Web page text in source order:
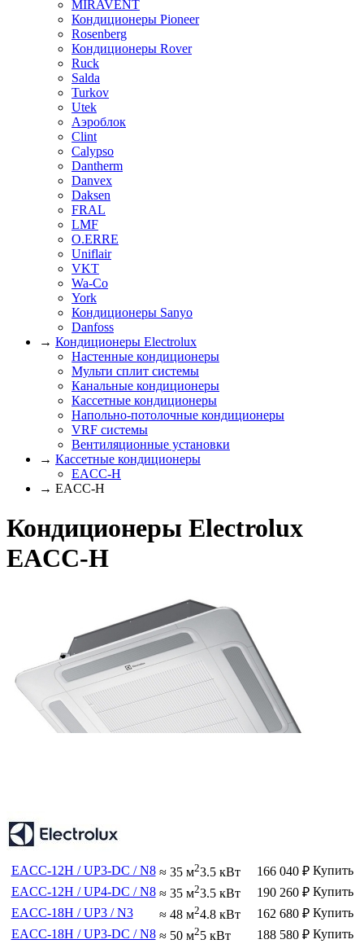
MIRAVENT
Кондиционеры Pioneer
Rosenberg
Кондиционеры Rover
Ruck
Salda
Turkov
Utek
Аэроблок
Clint
Calypso
Dantherm
Danvex
Daksen
FRAL
LMF
O.ERRE
Uniflair
VKT
Wa-Co
York
Кондиционеры Sanyo
Danfoss
→ Кондиционеры Electrolux
Настенные кондиционеры
Мульти сплит системы
Канальные кондиционеры
Кассетные кондиционеры
Напольно-потолочные кондиционеры
VRF системы
Вентиляционные установки
→ Кассетные кондиционеры
EACC-H
→ EACC-H
Кондиционеры Electrolux
EACC-H
EACC-12H / UP3-DC / N8 ≈ 35 м23.5 кВт 166 040₽ Купить
EACC-12H / UP4-DC / N8 ≈ 35 м23.5 кВт 190 260₽ Купить
EACC-18H / UP3 / N3
≈ 48 м24.8 кВт 162 680₽ Купить
EACC-18H / UP3-DC / N8 ≈ 50 м25 кВт 188 580₽ Купить